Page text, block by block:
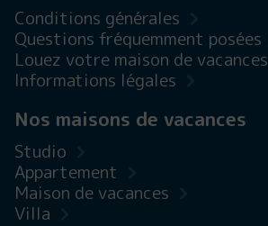
Conditions générales
Questions fréquemment posées
Louez votre maison de vacances
Informations légales
Nos maisons de vacances
Studio
Appartement
Maison de vacances
Villa